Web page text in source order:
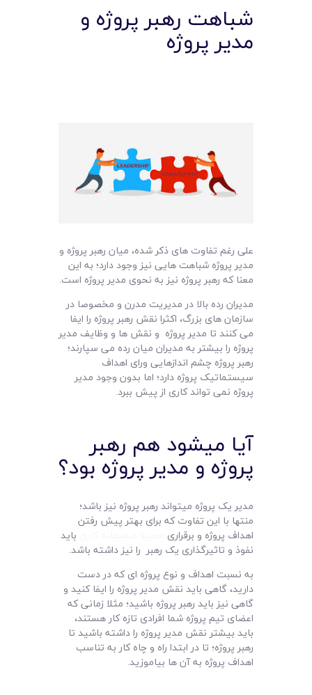
شباهت رهبر پروژه و
مدیر پروژه
علی رغم تفاوت های ذکر شده، میان رهبر پروژه و
مدیر پروژه شباهت هایی نیز وجود دارد؛ به این
معنا که رهبر پروژه نیز به نحوی مدیر پروژه است.
مدیران رده بالا در مدیریت مدرن و مخصوصا در
سازمان های بزرگ، اکثرا نقش رهبر پروژه را ایفا
می کنند تا مدیر پروژه و نقش ها و وظایف مدیر
پروژه را بیشتر به مدیران میان رده می سپارند؛
رهبر پروژه چشم اندازهایی ورای اهداف
سیستماتیک پروژه دارد؛ اما بدون وجود مدیر
پروژه نمی تواند کاری از پیش ببرد.
آیا میشود هم رهبر
پروژه و مدیر پروژه بود؟
مدیر یک پروژه میتواند رهبر پروژه نیز باشد؛
منتها با این تفاوت که برای بهتر پیش رفتن
اهداف پروژه و برقراری
باید
نفوذ و تاثیرگذاری یک رهبر را نیز داشته باشد.
به نسبت اهداف و نوع پروژه ای که در دست
دارید، گاهی باید نقش مدیر پروژه را ایفا کنید و
گاهی نیز باید رهبر پروژه باشید؛ مثلا زمانی که
اعضای تیم پروژه شما افرادی تازه کار هستند،
باید بیشتر نقش مدیر پروژه را داشته باشید تا
رهبر پروژه؛ تا در ابتدا راه و چاه کار به تناسب
اهداف پروژه به آن ها بیاموزید.